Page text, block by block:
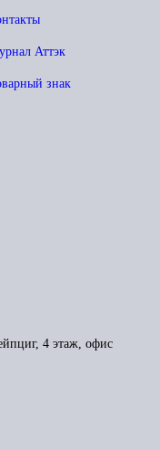
Аттэк
знак
4 этаж, офис